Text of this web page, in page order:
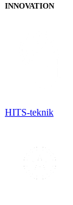
INNOVATION
HITS-teknik